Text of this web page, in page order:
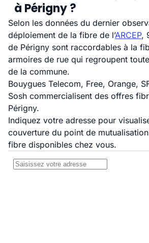
à Périgny ?
Selon les données du dernier
déploiement de la fibre de l’ARCEP,
de Périgny sont raccordables à la
armoires de rue qui regroupent
de la commune.
Bouygues Telecom, Free, Orange,
Sosh commercialisent des offres
Périgny.
Indiquez votre adresse pour
couverture du point de
fibre disponibles chez vous.